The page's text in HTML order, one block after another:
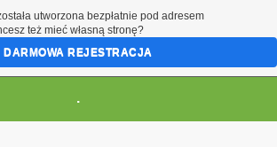
.
utworzona bezpłatnie pod adresem
też mieć własną stronę?
DARMOWA REJESTRACJA